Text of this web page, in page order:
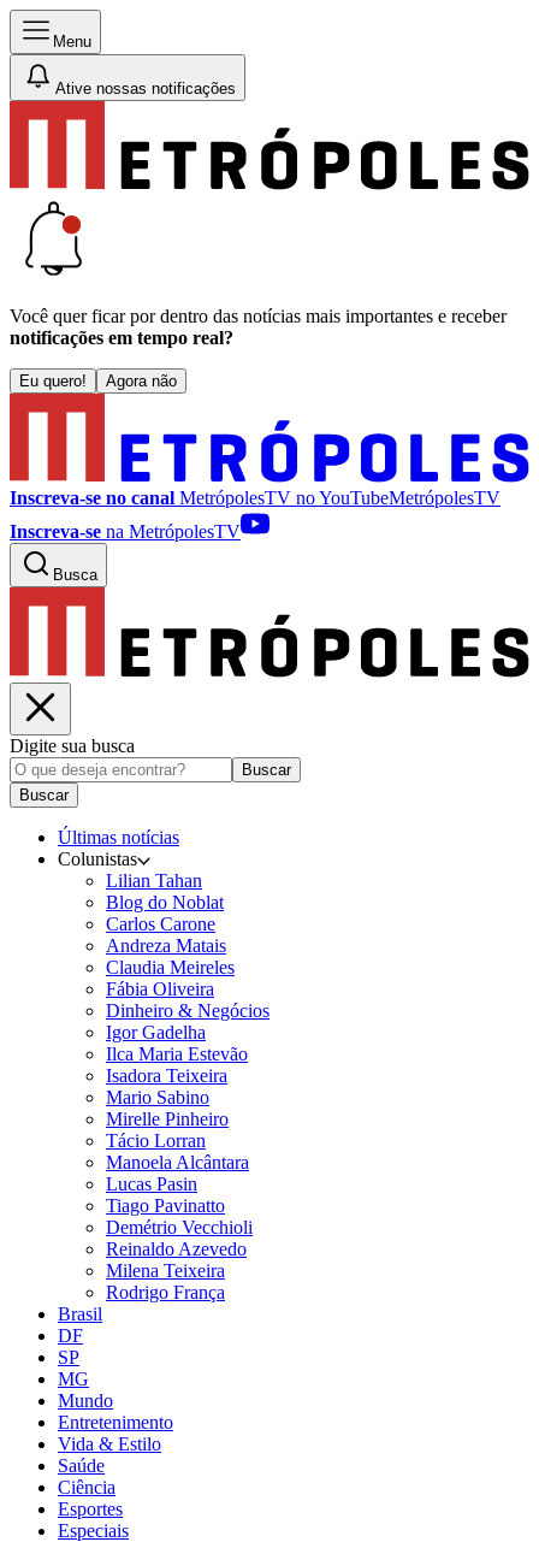
Menu
Ative nossas notificações
Você quer ficar por dentro das notícias mais importantes e receber
notificações em tempo real?
Eu quero! Agora não
Inscreva-se no canal MetrópolesTV noYouTubeMetrópolesTV
Inscreva-se na MetrópolesTV
Busca
Digite sua busca
Buscar
Buscar
Últimas notícias
Colunistas
Lilian Tahan
Blog do Noblat
Carlos Carone
Andreza Matais
Claudia Meireles
Fábia Oliveira
Dinheiro & Negócios
Igor Gadelha
Ilca Maria Estevão
Isadora Teixeira
Mario Sabino
Mirelle Pinheiro
Tácio Lorran
Manoela Alcântara
Lucas Pasin
Tiago Pavinatto
Demétrio Vecchioli
Reinaldo Azevedo
Milena Teixeira
Rodrigo França
Brasil
DF
SP
MG
Mundo
Entretenimento
Vida & Estilo
Saúde
Ciência
Esportes
Especiais